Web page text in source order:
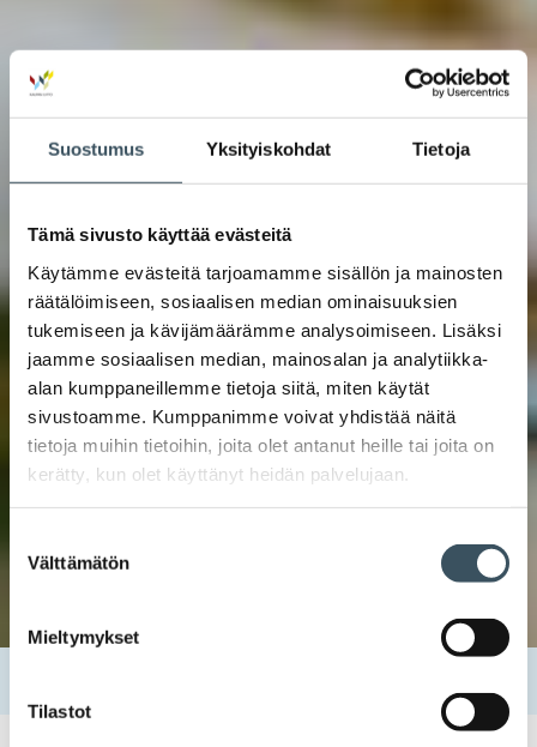
Suostumus Yksityiskohdat Tietoja
Tämä sivusto käyttää evästeitä
Käytämme evästeitä tarjoamamme sisällön ja mainosten
räätälöimiseen, sosiaalisen median ominaisuuksien
tukemiseen ja kävijämäärämme analysoimiseen. Lisäksi
jaamme sosiaalisen median, mainosalan ja analytiikka-
alan kumppaneillemme tietoja siitä, miten käytät
sivustoamme. Kumppanimme voivat yhdistää näitä
tietoja muihin tietoihin, joita olet antanut heille tai joita on
kerätty, kun olet käyttänyt heidän palvelujaan.
valinta
Välttämätön
Mieltymykset
Tilastot